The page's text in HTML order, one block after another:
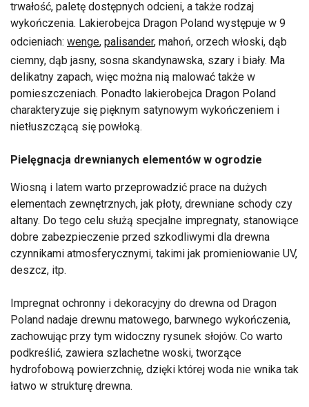
trwałość, paletę dostępnych odcieni, a także rodzaj
wykończenia. Lakierobejca Dragon Poland występuje w 9
odcieniach: wenge, palisander, mahoń, orzech włoski, dąb
ciemny, dąb jasny, sosna skandynawska, szary i biały. Ma
delikatny zapach, więc można nią malować także w
pomieszczeniach. Ponadto lakierobejca Dragon Poland
charakteryzuje się pięknym satynowym wykończeniem i
nietłuszczącą się powłoką.
Pielęgnacja drewnianych elementów w ogrodzie
Wiosną i latem warto przeprowadzić prace na dużych
elementach zewnętrznych, jak płoty, drewniane schody czy
altany. Do tego celu służą specjalne impregnaty, stanowiące
dobre zabezpieczenie przed szkodliwymi dla drewna
czynnikami atmosferycznymi, takimi jak promieniowanie UV,
deszcz, itp.
Impregnat ochronny i dekoracyjny do drewna od Dragon
Poland nadaje drewnu matowego, barwnego wykończenia,
zachowując przy tym widoczny rysunek słojów. Co warto
podkreślić, zawiera szlachetne woski, tworzące
hydrofobową powierzchnię, dzięki której woda nie wnika tak
łatwo w strukturę drewna.